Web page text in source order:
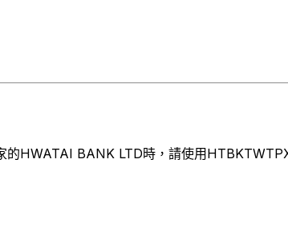
的HWATAI BANK LTD時，請使用